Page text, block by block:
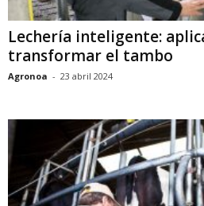
Lechería inteligente:
transformar el tambo
Agronoa - 23 abril 2024